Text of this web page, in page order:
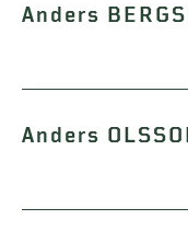
Anders
Anders